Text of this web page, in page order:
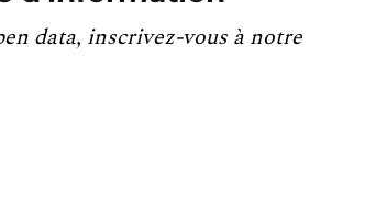
data, inscrivez-vous à notre